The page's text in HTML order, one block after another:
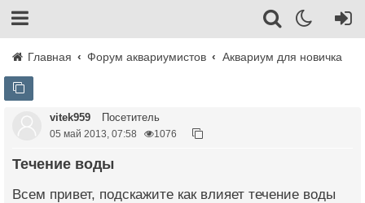
Главная Форум аквариумистов Аквариум для новичка
vitek959 Посетитель
05 май 2013, 07:58 1076
Течение воды
Всем привет, подскажите как влияет течение воды